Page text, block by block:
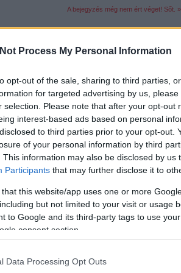
Process My Personal Information
opt-out of the sale, sharing to third parties,
for targeted advertising by us,
selection. Please note that after your opt-out
interest-based ads based on personal
to third parties prior to your opt-out.
of your personal information by third
This information may also be disclosed by us
Participants that may further disclose it to
that this website/app uses one or more
but not limited to your visit or usage
to Google and its third-party tags to use
consent section.
Data Processing Opt Outs
nem tudod
kattints!
A bejegyzés még nem ért véget! Sőt. »
Címkék:mercedes lego bret technic 8110
Szerdai szelektív
2011.08.10. 07:32 -tutuka
Mivel Edward
szüksége volt
vendégem egy
főbejárathoz
A bejegyzés még nem ért véget! Sőt. »